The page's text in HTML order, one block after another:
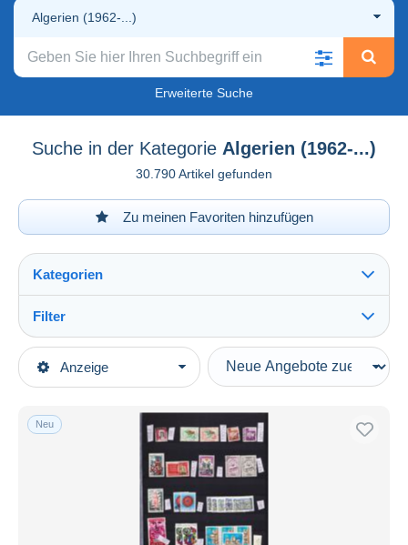
Algerien (1962-...)
Erweiterte Suche
Suche in der Kategorie Algerien (1962-...)
30.790 Artikel gefunden
Zu meinen Favoriten hinzufügen
Anzeige
Kategorien
Hauptkategorien
Afrika
Filter
Art der Verkäufe
Laufende Angebote
Auktionen mit Geboten
Auktionen ohne Gebote
Auktionshäuser
Neu